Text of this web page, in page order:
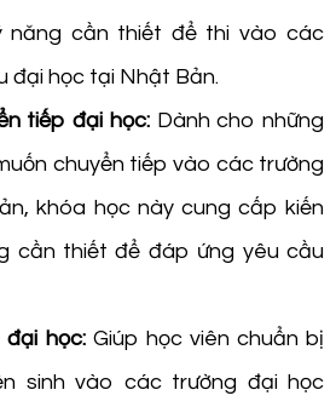
năng cần thiết để thi vào các
đại học tại Nhật Bản.
tiếp đại học:Dành cho những
chuyển tiếp vào các trường
khóa học này cung cấp kiến
cần thiết để đáp ứng yêu cầu
đại học:Giúp học viên chuẩn bị
sinh vào các trường đại học